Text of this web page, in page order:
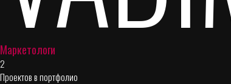
Маркетологи
2
Проектов в портфолио